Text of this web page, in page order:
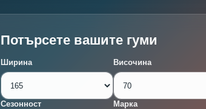
Потърсете вашите гуми
Ширина Височина
Сезонност Марка